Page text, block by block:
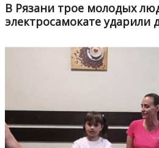
В Рязани трое молодых
электросамокате ударили